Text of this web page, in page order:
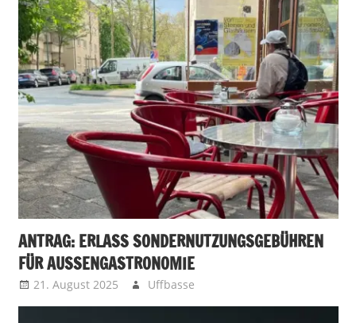
ANTRAG: ERLASS SONDERNUTZUNGSGEBÜHREN
FÜR AUSSENGASTRONOMIE
21. August 2025 Uffbasse